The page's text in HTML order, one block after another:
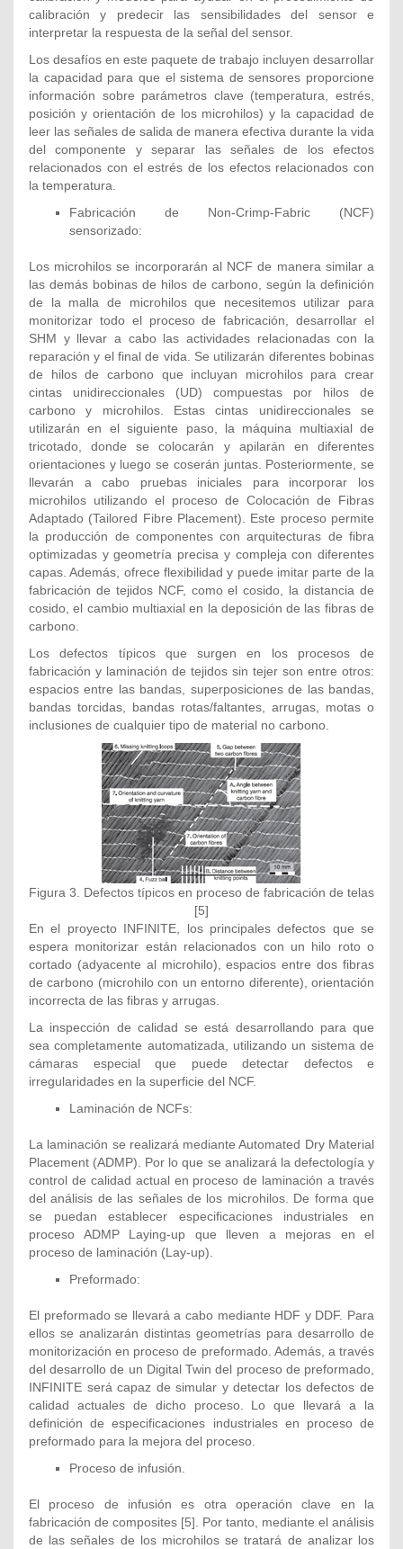
calibración y predecir las sensibilidades del sensor e
interpretar la respuesta de la señal del sensor.
Los desafíos en este paquete de trabajo incluyen desarrollar
la capacidad para que el sistema de sensores proporcione
información sobre parámetros clave (temperatura, estrés,
posición y orientación de los microhilos) y la capacidad de
leer las señales de salida de manera efectiva durante la vida
del componente y separar las señales de los efectos
relacionados con el estrés de los efectos relacionados con
la temperatura.
Fabricación de Non-Crimp-Fabric (NCF)
sensorizado:
Los microhilos se incorporarán al NCF de manera similar a
las demás bobinas de hilos de carbono, según la definición
de la malla de microhilos que necesitemos utilizar para
monitorizar todo el proceso de fabricación, desarrollar el
SHM y llevar a cabo las actividades relacionadas con la
reparación y el final de vida. Se utilizarán diferentes bobinas
de hilos de carbono que incluyan microhilos para crear
cintas unidireccionales (UD) compuestas por hilos de
carbono y microhilos. Estas cintas unidireccionales se
utilizarán en el siguiente paso, la máquina multiaxial de
tricotado, donde se colocarán y apilarán en diferentes
orientaciones y luego se coserán juntas. Posteriormente, se
llevarán a cabo pruebas iniciales para incorporar los
microhilos utilizando el proceso de Colocación de Fibras
Adaptado (Tailored Fibre Placement). Este proceso permite
la producción de componentes con arquitecturas de fibra
optimizadas y geometría precisa y compleja con diferentes
capas. Además, ofrece flexibilidad y puede imitar parte de la
fabricación de tejidos NCF, como el cosido, la distancia de
cosido, el cambio multiaxial en la deposición de las fibras de
carbono.
Los defectos típicos que surgen en los procesos de
fabricación y laminación de tejidos sin tejer son entre otros:
espacios entre las bandas, superposiciones de las bandas,
bandas torcidas, bandas rotas/faltantes, arrugas, motas o
inclusiones de cualquier tipo de material no carbono.
Figura 3. Defectos típicos en proceso de fabricación de telas
[5]
En el proyecto INFINITE, los principales defectos que se
espera monitorizar están relacionados con un hilo roto o
cortado (adyacente al microhilo), espacios entre dos fibras
de carbono (microhilo con un entorno diferente), orientación
incorrecta de las fibras y arrugas.
La inspección de calidad se está desarrollando para que
sea completamente automatizada, utilizando un sistema de
cámaras especial que puede detectar defectos e
irregularidades en la superficie del NCF.
Laminación de NCFs:
La laminación se realizará mediante Automated Dry Material
Placement (ADMP). Por lo que se analizará la defectología y
control de calidad actual en proceso de laminación a través
del análisis de las señales de los microhilos. De forma que
se puedan establecer especificaciones industriales en
proceso ADMP Laying-up que lleven a mejoras en el
proceso de laminación (Lay-up).
Preformado:
El preformado se llevará a cabo mediante HDF y DDF. Para
ellos se analizarán distintas geometrías para desarrollo de
monitorización en proceso de preformado. Además, a través
del desarrollo de un Digital Twin del proceso de preformado,
INFINITE será capaz de simular y detectar los defectos de
calidad actuales de dicho proceso. Lo que llevará a la
definición de especificaciones industriales en proceso de
preformado para la mejora del proceso.
Proceso de infusión.
El proceso de infusión es otra operación clave en la
fabricación de composites [5]. Por tanto, mediante el análisis
de las señales de los microhilos se tratará de analizar los